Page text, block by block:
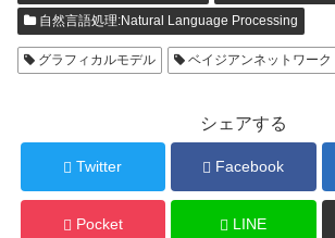
自然言語処理:Natural Language Processing
グラフィカルモデル ベイジアンネットワーク
シェアする
Twitter Facebook
Pocket LINE